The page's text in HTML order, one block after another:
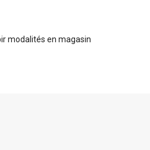
modalités en magasin